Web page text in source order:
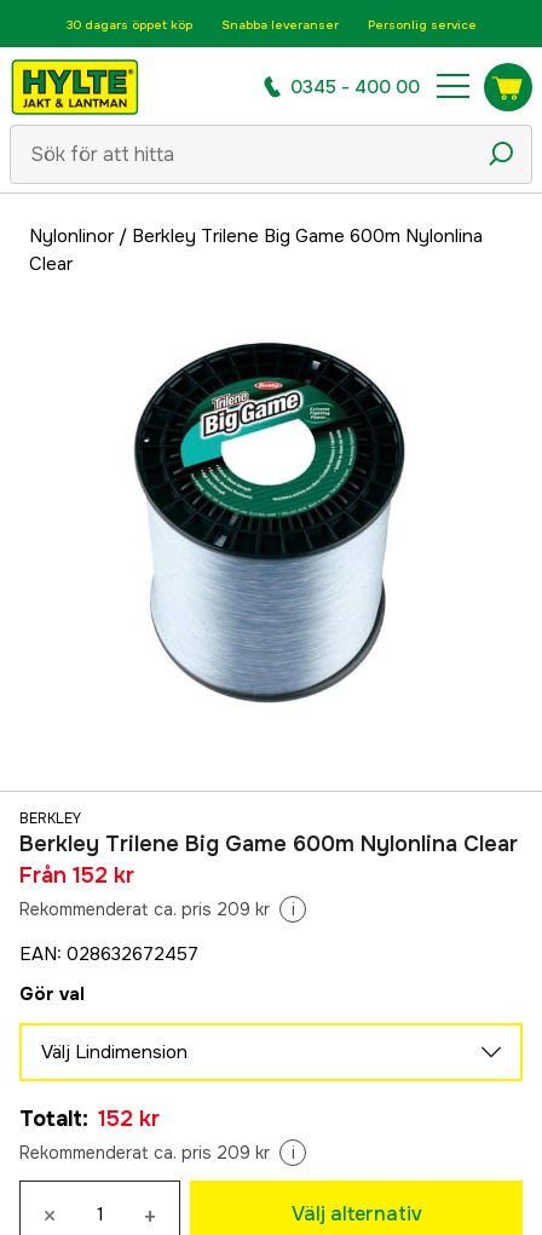
30 dagars öppet köp Snabba leveranser Personlig service
0345 - 400 00
Nylonlinor/ Berkley Trilene Big Game 600m Nylonlina
Clear
BERKLEY
Berkley Trilene Big Game 600m Nylonlina Clear
Från 152 kr
Rekommenderat ca. pris 209 kr i
EAN: 028632672457
Gör val
Välj Lindimension
152 kr
0,55 mm
242 kr
Totalt: 152 kr
Rekommenderat ca. pris 209 kr i
× + Välj alternativ